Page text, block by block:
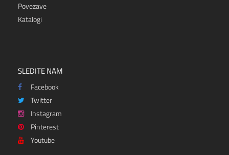
Povezave
Katalogi
SLEDITE NAM
Facebook
Twitter
Instagram
Pinterest
Youtube